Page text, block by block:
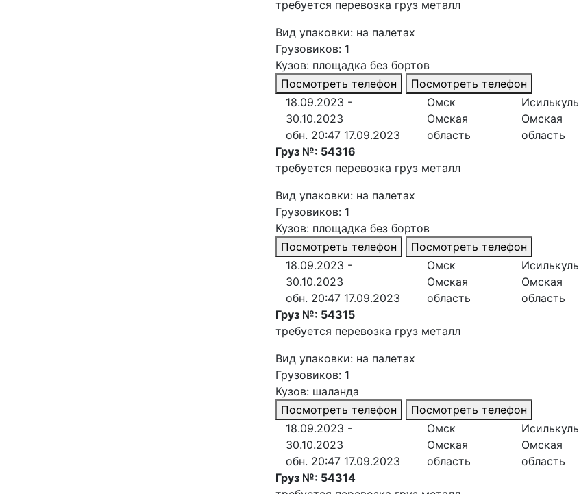
требуется перевозка груз металл
Вид упаковки: на палетах
Грузовиков: 1
Кузов: площадка без бортов
Посмотреть телефон
Посмотреть телефон
18.09.2023 -
30.10.2023
обн. 20:47 17.09.2023
Омск
Омская
область
Исилькуль
Омская
область
Груз №: 54316
требуется перевозка груз металл
Вид упаковки: на палетах
Грузовиков: 1
Кузов: площадка без бортов
Посмотреть телефон
Посмотреть телефон
18.09.2023 -
30.10.2023
обн. 20:47 17.09.2023
Омск
Омская
область
Исилькуль
Омская
область
Груз №: 54315
требуется перевозка груз металл
Вид упаковки: на палетах
Грузовиков: 1
Кузов: шаланда
Посмотреть телефон
Посмотреть телефон
18.09.2023 -
30.10.2023
обн. 20:47 17.09.2023
Омск
Омская
область
Исилькуль
Омская
область
Груз №: 54314